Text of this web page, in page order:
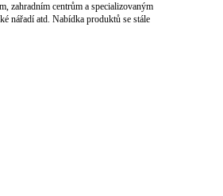
zahradním centrům a specializovaným
nářadí atd. Nabídka produktů se stále